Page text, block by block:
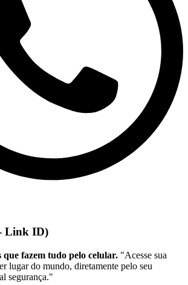
Link ID)
que fazem tudo pelo celular. "Acesse sua
lugar do mundo, diretamente pelo seu
segurança."